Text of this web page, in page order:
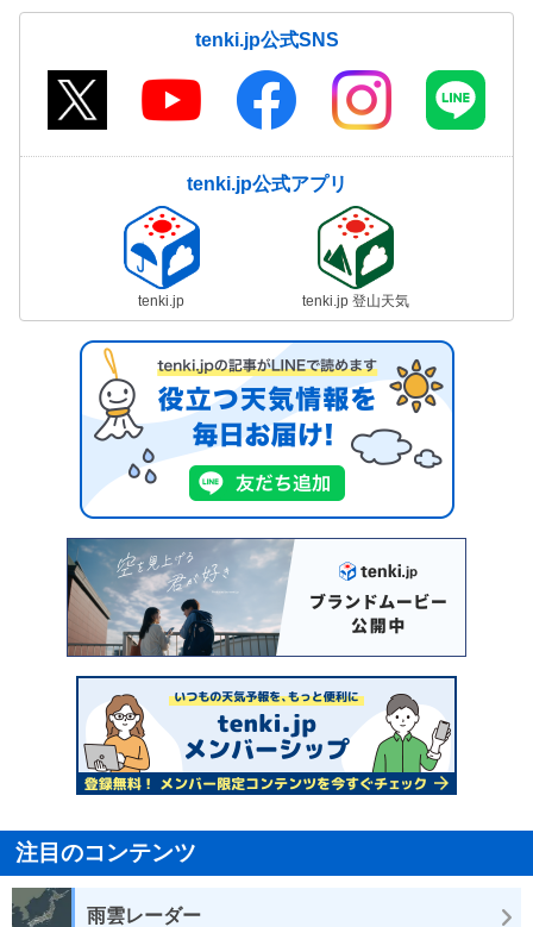
tenki.jp公式SNS
tenki.jp公式アプリ
tenki.jp tenki.jp 登山天気
注目のコンテンツ
雨雲レーダー